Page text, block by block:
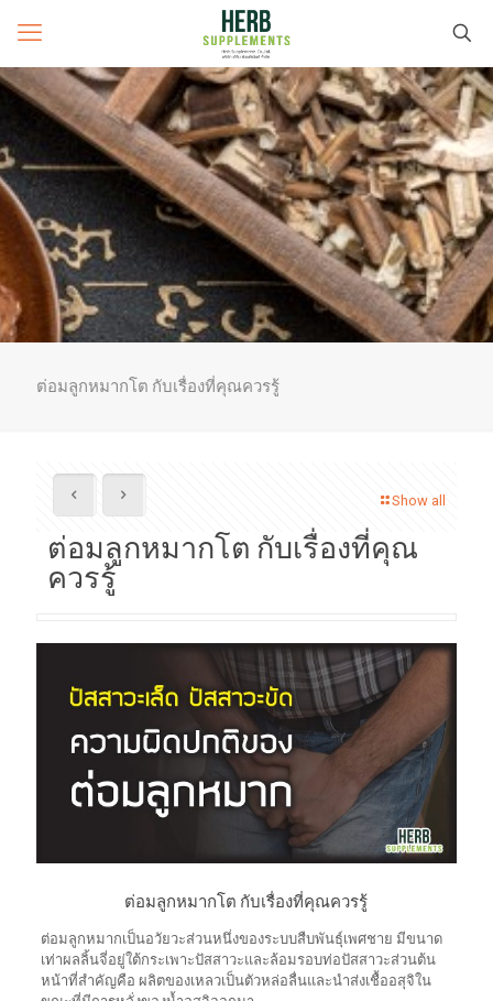
ต่อมลูกหมากโต กับเรื่องที่คุณควรรู้
Show all
ต่อมลูกหมากโต กับเรื่องที่คุณ
ควรรู้
ต่อมลูกหมากโต กับเรื่องที่คุณควรรู้
ต่อมลูกหมากเป็นอวัยวะส่วนหนึ่งของระบบสืบพันธุ์เพศชาย มีขนาด
เท่าผลลิ้นจี่อยู่ใต้กระเพาะปัสสาวะและล้อมรอบท่อปัสสาวะส่วนต้น
หน้าที่สำคัญคือ ผลิตของเหลวเป็นตัวหล่อลื่นและนำส่งเชื้ออสุจิใน